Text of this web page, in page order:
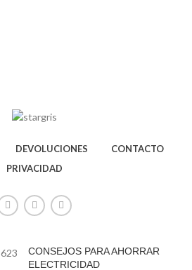
DEVOLUCIONES
CONTACTO
PRIVACIDAD
CONSEJOS PARA AHORRAR
ELECTRICIDAD